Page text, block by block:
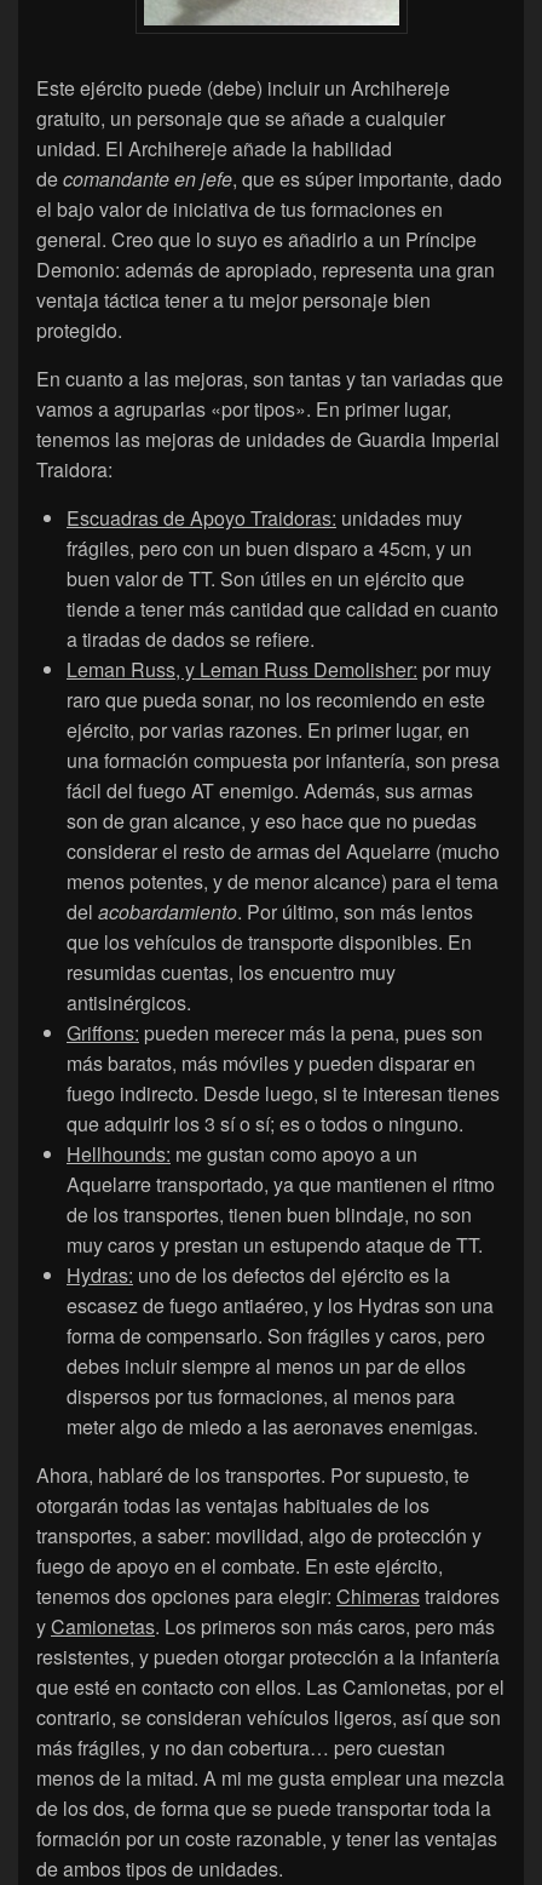
Este ejército puede (debe) incluir un Archihereje
gratuito, un personaje que se añade a cualquier
unidad. El Archihereje añade la habilidad
decomandante en jefe, que es súper importante, dado
el bajo valor de iniciativa de tus formaciones en
general. Creo que lo suyo es añadirlo a un Príncipe
Demonio: además de apropiado, representa una gran
ventaja táctica tener a tu mejor personaje bien
protegido.
En cuanto a las mejoras, son tantas y tan variadas que
vamos a agruparlas «por tipos». En primer lugar,
tenemos las mejoras de unidades de Guardia Imperial
Traidora:
Escuadras de Apoyo Traidoras: unidades muy
frágiles, pero con un buen disparo a 45cm, y un
buen valor de TT. Son útiles en un ejército que
tiende a tener más cantidad que calidad en cuanto
a tiradas de dados se refiere.
Leman Russ, y Leman Russ Demolisher: por muy
raro que pueda sonar, no los recomiendo en este
ejército, por varias razones. En primer lugar, en
una formación compuesta por infantería, son presa
fácil del fuego AT enemigo. Además, sus armas
son de gran alcance, y eso hace que no puedas
considerar el resto de armas del Aquelarre (mucho
menos potentes, y de menor alcance) para el tema
del acobardamiento. Por último, son más lentos
que los vehículos de transporte disponibles. En
resumidas cuentas, los encuentro muy
antisinérgicos.
Griffons: pueden merecer más la pena, pues son
más baratos, más móviles y pueden disparar en
fuego indirecto. Desde luego, si te interesan tienes
que adquirir los 3 sí o sí; es o todos o ninguno.
Hellhounds: me gustan como apoyo a un
Aquelarre transportado, ya que mantienen el ritmo
de los transportes, tienen buen blindaje, no son
muy caros y prestan un estupendo ataque de TT.
Hydras: uno de los defectos del ejército es la
escasez de fuego antiaéreo, y los Hydras son una
forma de compensarlo. Son frágiles y caros, pero
debes incluir siempre al menos un par de ellos
dispersos por tus formaciones, al menos para
meter algo de miedo a las aeronaves enemigas.
Ahora, hablaré de los transportes. Por supuesto, te
otorgarán todas las ventajas habituales de los
transportes, a saber: movilidad, algo de protección y
fuego de apoyo en el combate. En este ejército,
tenemos dos opciones para elegir: Chimerastraidores
yCamionetas. Los primeros son más caros, pero más
resistentes, y pueden otorgar protección a la infantería
que esté en contacto con ellos. Las Camionetas, por el
contrario, se consideran vehículos ligeros, así que son
más frágiles, y no dan cobertura… pero cuestan
menos de la mitad. A mi me gusta emplear una mezcla
de los dos, de forma que se puede transportar toda la
formación por un coste razonable, y tener las ventajas
de ambos tipos de unidades.